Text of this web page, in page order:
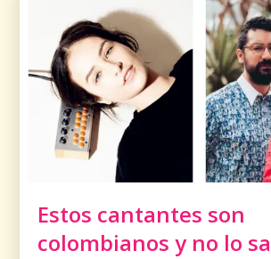
Estos cantantes son
colombianos y no lo